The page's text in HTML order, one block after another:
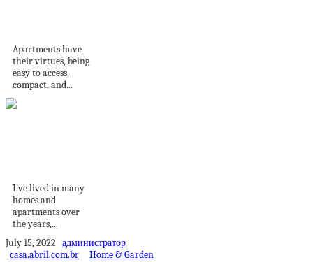
Apartments have
their virtues, being
easy to access,
compact, and...
I've lived in many
homes and
apartments over
the years,...
July 15, 2022 администратор
casa.abril.com.br
Home & Garden